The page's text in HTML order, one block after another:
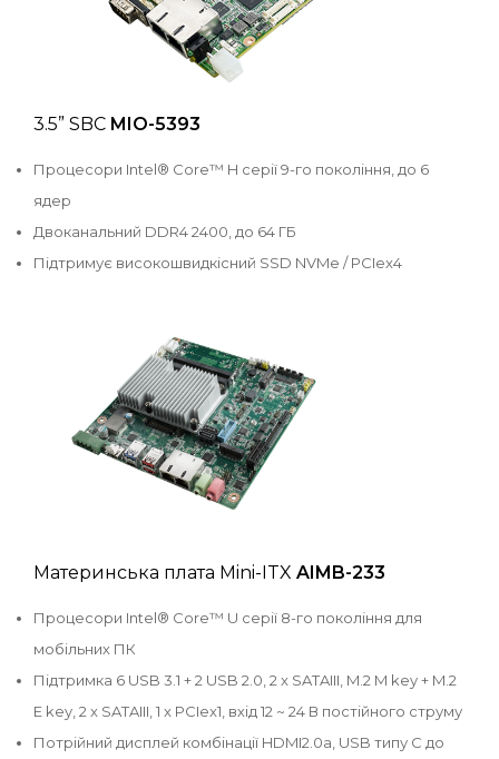
3.5” SBC MIO-5393
Процесори Intel® Core™ H серії 9-го покоління, до 6
ядер
Двоканальний DDR4 2400, до 64 ГБ
Підтримує високошвидкісний SSD NVMe / PCIex4
Материнська плата Mini-ITX AIMB-233
Процесори Intel® Core™ U серії 8-го покоління для
мобільних ПК
Підтримка 6 USB 3.1 + 2 USB 2.0, 2 x SATAIII, M.2 M key + M.2
E key, 2 x SATAIII, 1 x PCIex1, вхід 12 ~ 24 В постійного струму
Потрійний дисплей комбінації HDMI2.0a, USB типу C до